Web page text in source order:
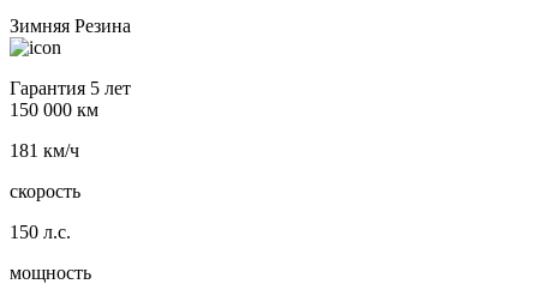
Зимняя Резина
Гарантия 5 лет
150 000 км
181 км/ч
скорость
150 л.с.
мощность